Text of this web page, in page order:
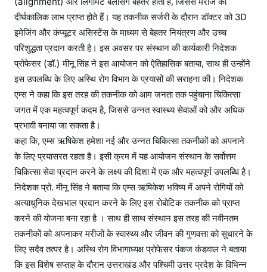
दीर्घकालिक लाभ प्राप्त होते हैं। यह तकनीक सर्जरी के दौरान डॉक्टर को 3D
इमेजिंग और कंप्यूटर असिस्टेंस के माध्यम से बेहतर नियंत्रण और उच्च
परिशुद्धता प्रदान करती है। इस अवसर पर संस्थान की कार्यकारी निदेशक
प्रोफेसर (डॉ.) मीनू सिंह ने इस आयोजन को ऐतिहासिक बताया, साथ ही उन्होंने
इस उपलब्धि के लिए अस्थि रोग विभाग के प्रयासों की सराहना की। निदेशक
एम्स ने कहा कि इस तरह की तकनीक को आम जनता तक पहुंचाना चिकित्सा
जगत में एक महत्वपूर्ण कदम है, जिससे उन्नत स्वास्थ्य सेवाओं को और अधिक
प्रभावी बनाया जा सकता है।
कहा कि, एम्स ऋषिकेश हमेशा नई और उन्नत चिकित्सा तकनीकों को अपनाने
के लिए प्रयासरत रहता है। इसी क्रम में यह आयोजन संस्थान के सर्वोत्तम
चिकित्सा सेवा प्रदान करने के लक्ष्य की दिशा में एक और महत्वपूर्ण उपलब्धि है।
निदेशक प्रो. मीनू सिंह ने बताया कि एम्स ऋषिकेश भविष्य में अपने रोगियों को
अत्याधुनिक देखभाल प्रदान करने के लिए इस रोबोटिक तकनीक को प्राप्त
करने की योजना बना रहा है । साथ ही साथ संस्थान इस तरह की नवीनतम
तकनीकों को अपनाकर मरीजों के स्वास्थ्य और जीवन की गुणवत्ता को सुधारने के
लिए सदैव तत्पर है। अस्थि रोग विभागाध्यक्ष प्रोफेसर पंकज कंडवाल ने बताया
कि इस विशेष सप्ताह के दौरान उत्तराखंड और पश्चिमी उत्तर प्रदेश के विभिन्न